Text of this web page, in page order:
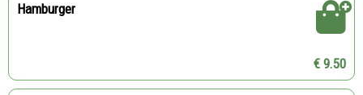
Hamburger
€ 9.50